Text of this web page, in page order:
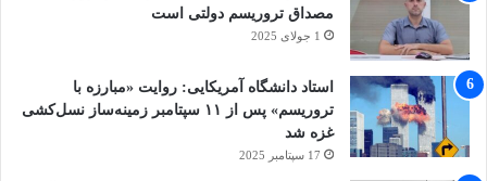
مصداق تروریسم دولتی است
1 جولای 2025
استاد دانشگاه آمریکایی: روایت «مبارزه با
تروریسم» پس از ۱۱ سپتامبر زمینه‌ساز نسل‌کشی
غزه شد
17 سپتامبر 2025